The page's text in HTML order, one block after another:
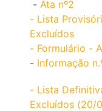
- Ata nº2
- Lista
Excluídos
- Formulário -
- Informação
- Lista
Excluídos (20/